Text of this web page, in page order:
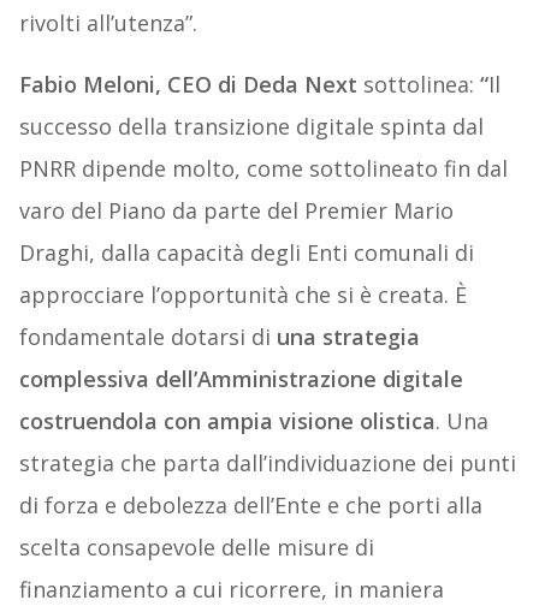
rivolti all’utenza”.
Fabio Meloni, CEO di Deda Next sottolinea: “Il
successo della transizione digitale spinta dal
PNRR dipende molto, come sottolineato fin dal
varo del Piano da parte del Premier Mario
Draghi, dalla capacità degli Enti comunali di
approcciare l’opportunità che si è creata. È
fondamentale dotarsi di una strategia
complessiva dell’Amministrazione digitale
costruendola con ampia visione olistica. Una
strategia che parta dall’individuazione dei punti
di forza e debolezza dell’Ente e che porti alla
scelta consapevole delle misure di
finanziamento a cui ricorrere, in maniera